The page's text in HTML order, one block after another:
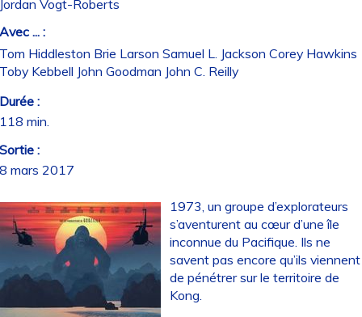
Vogt-Roberts
... :
Hiddleston Brie Larson Samuel L. Jackson Corey Hawkins
Kebbell John Goodman John C. Reilly
:
min.
:
mars 2017
1973, un groupe d’explorateurs
s’aventurent au cœur d’une île
inconnue du Pacifique. Ils ne
savent pas encore qu’ils viennent
de pénétrer sur le territoire de
Kong.